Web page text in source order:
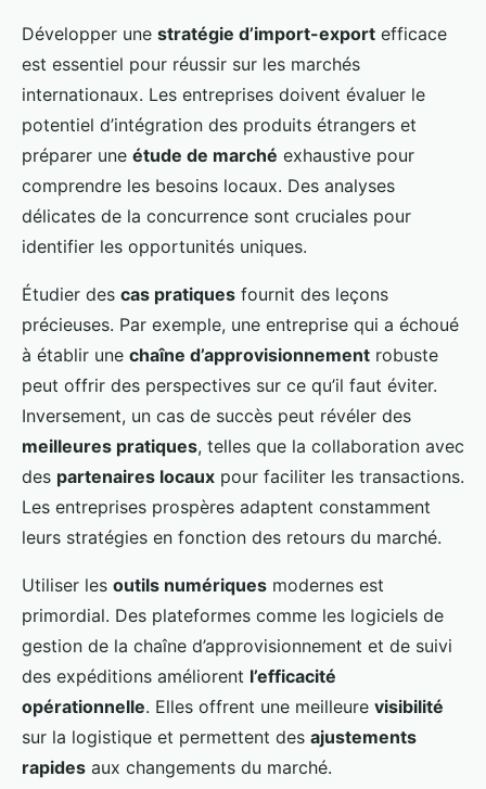
Développer une stratégie d’import-export efficace
est essentiel pour réussir sur les marchés
internationaux. Les entreprises doivent évaluer le
potentiel d’intégration des produits étrangers et
préparer une étude de marché exhaustive pour
comprendre les besoins locaux. Des analyses
délicates de la concurrence sont cruciales pour
identifier les opportunités uniques.
Étudier des cas pratiques fournit des leçons
précieuses. Par exemple, une entreprise qui a échoué
à établir une chaîne d’approvisionnement robuste
peut offrir des perspectives sur ce qu’il faut éviter.
Inversement, un cas de succès peut révéler des
meilleures pratiques, telles que la collaboration avec
des partenaires locaux pour faciliter les transactions.
Les entreprises prospères adaptent constamment
leurs stratégies en fonction des retours du marché.
Utiliser les outils numériques modernes est
primordial. Des plateformes comme les logiciels de
gestion de la chaîne d’approvisionnement et de suivi
des expéditions améliorent l’efficacité
opérationnelle. Elles offrent une meilleure visibilité
sur la logistique et permettent des ajustements
rapides aux changements du marché.